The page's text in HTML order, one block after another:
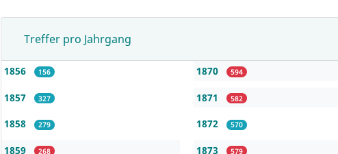
Treffer pro Jahrgang
1856 156
1857 327
1858 279
1859 268
1870 594
1871 582
1872 570
1873 579